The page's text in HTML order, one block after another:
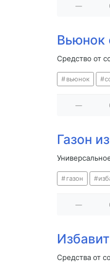
—
Вьюнок
Средство от
вьюнок
—
Газон
газон
—
Средства от